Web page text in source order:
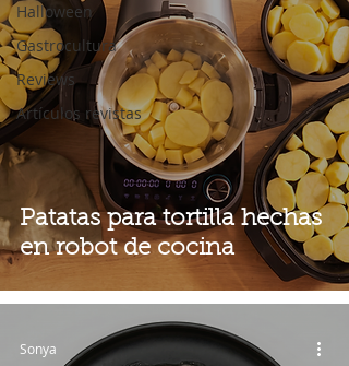
Halloween
Gastrocultura
Reviews
Artículos revistas
Patatas para tortilla hechas
en robot de cocina
Sonya